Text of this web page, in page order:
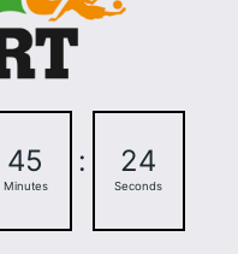
45
Minutes
: 23
Seconds